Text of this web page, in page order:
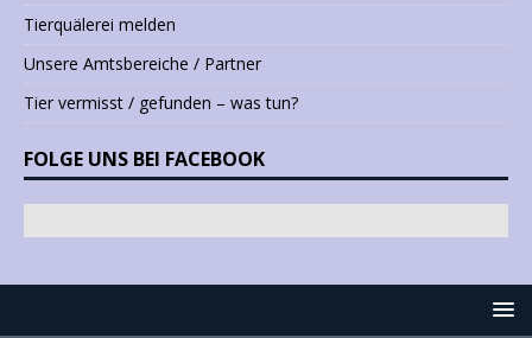
Tierquälerei melden
Unsere Amtsbereiche / Partner
Tier vermisst / gefunden – was tun?
FOLGE UNS BEI FACEBOOK